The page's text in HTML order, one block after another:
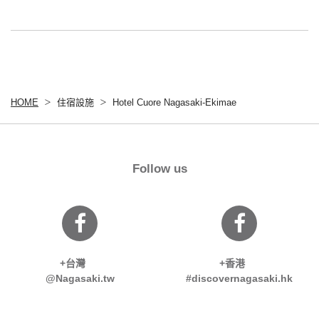
HOME 住宿設施 Hotel Cuore Nagasaki-Ekimae
Follow us
+台灣
@Nagasaki.tw
+香港
#discovernagasaki.hk